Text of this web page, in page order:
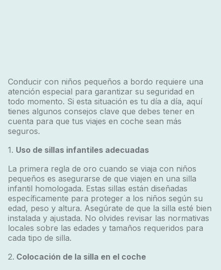
Conducir con niños pequeños a bordo requiere una
atención especial para garantizar su seguridad en
todo momento. Si esta situación es tu día a día, aquí
tienes algunos consejos clave que debes tener en
cuenta para que tus viajes en coche sean más
seguros.
1. Uso de sillas infantiles adecuadas
La primera regla de oro cuando se viaja con niños
pequeños es asegurarse de que viajen en una silla
infantil homologada. Estas sillas están diseñadas
específicamente para proteger a los niños según su
edad, peso y altura. Asegúrate de que la silla esté bien
instalada y ajustada. No olvides revisar las normativas
locales sobre las edades y tamaños requeridos para
cada tipo de silla.
2. Colocación de la silla en el coche